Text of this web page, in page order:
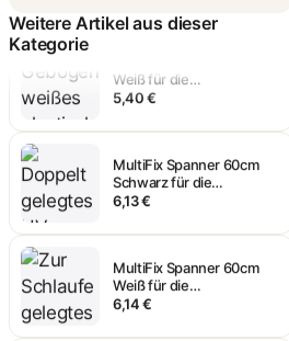
Weitere Artikel aus dieser
Kategorie
Transportsicherung
5,40 €
Schwarz für die
Transportsicherung
6,13 €
Weiß für die
Transportsicherung
6,14 €